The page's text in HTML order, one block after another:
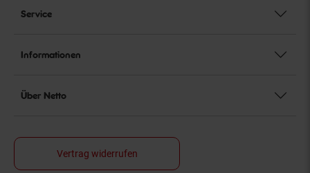
Service
Informationen
Über Netto
Vertrag widerrufen